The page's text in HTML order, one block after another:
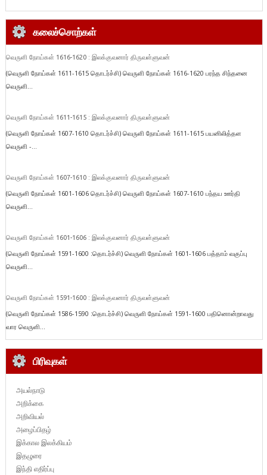
கலைச்சொற்கள்
வெருளி நோய்கள் 1616-1620 : இலக்குவனார் திருவள்ளுவன்
(வெருளி நோய்கள் 1611-1615 தொடர்ச்சி) வெருளி நோய்கள் 1616-1620 பரந்த சிந்தனை
வெருளி...
வெருளி நோய்கள் 1611-1615 : இலக்குவனார் திருவள்ளுவன்
(வெருளி நோய்கள் 1607-1610 தொடர்ச்சி) வெருளி நோய்கள் 1611-1615 பயனிலித்தள
வெருளி -...
வெருளி நோய்கள் 1607-1610 : இலக்குவனார் திருவள்ளுவன்
(வெருளி நோய்கள் 1601-1606 தொடர்ச்சி) வெருளி நோய்கள் 1607-1610 பந்தய ஊர்தி
வெருளி...
வெருளி நோய்கள் 1601-1606 : இலக்குவனார் திருவள்ளுவன்
(வெருளி நோய்கள் 1591-1600 :தொடர்ச்சி) வெருளி நோய்கள் 1601-1606 பத்தாம் வகுப்பு
வெருளி...
வெருளி நோய்கள் 1591-1600 : இலக்குவனார் திருவள்ளுவன்
(வெருளி நோய்கள் 1586-1590 :தொடர்ச்சி) வெருளி நோய்கள் 1591-1600 பதினொன்றாவது
வார வெருளி...
பிரிவுகள்
அயல்நாடு
அறிக்கை
அறிவியல்
அழைப்பிதழ்
இக்கால இலக்கியம்
இதழுரை
இந்தி எதிர்ப்பு